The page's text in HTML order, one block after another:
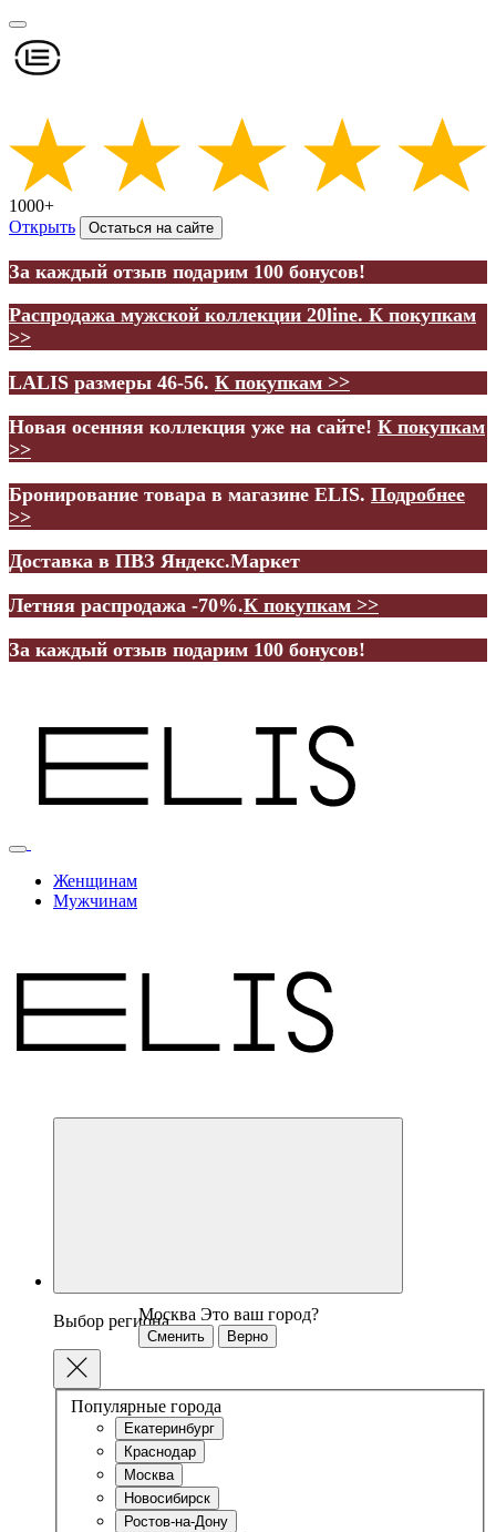
1000+
Открыть
Остаться на сайте
За каждый отзыв подарим 100 бонусов!
Распродажа мужской коллекции 20line. К покупкам
>>
LALIS размеры 46-56. К покупкам >>
Новая осенняя коллекция уже на сайте! К покупкам
>>
Бронирование товара в магазине ELIS. Подробнее
>>
Доставка в ПВЗ Яндекс.Маркет
Летняя распродажа -70%.К покупкам >>
За каждый отзыв подарим 100 бонусов!
Женщинам
Мужчинам
Выбор региона
Популярные города
Екатеринбург
Краснодар
Москва
Новосибирск
Ростов-на-Дону
Москва Это ваш город?
Сменить Верно